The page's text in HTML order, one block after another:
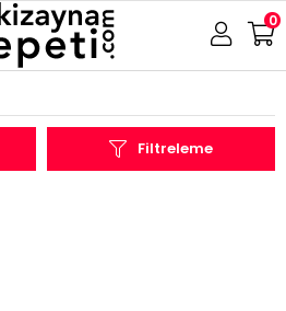
0
Filtreleme